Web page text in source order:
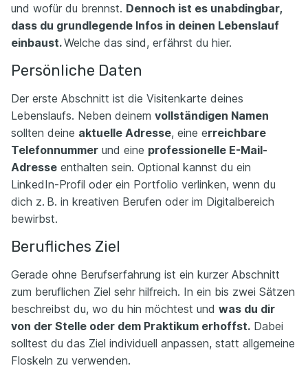
und wofür du brennst. Dennoch ist es unabdingbar,
dass du grundlegende Infos in deinen Lebenslauf
einbaust.Welche das sind, erfährst du hier.
Persönliche Daten
Der erste Abschnitt ist die Visitenkarte deines
Lebenslaufs. Neben deinem vollständigen Namen
sollten deine aktuelle Adresse, eine erreichbare
Telefonnummer und eine professionelle E-Mail-
Adresse enthalten sein. Optional kannst du ein
LinkedIn-Profil oder ein Portfolio verlinken, wenn du
dich z. B. in kreativen Berufen oder im Digitalbereich
bewirbst.
Berufliches Ziel
Gerade ohne Berufserfahrung ist ein kurzer Abschnitt
zum beruflichen Ziel sehr hilfreich. In ein bis zwei Sätzen
beschreibst du, wo du hin möchtest und was du dir
von der Stelle oder dem Praktikum erhoffst. Dabei
solltest du das Ziel individuell anpassen, statt allgemeine
Floskeln zu verwenden.